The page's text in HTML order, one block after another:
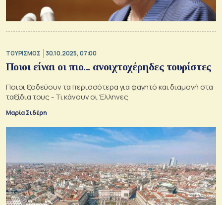
ΤΟΥΡΙΣΜΟΣ 30.10.2025, 07:00
Ποιοι είναι οι πιο... ανοιχτοχέρηδες τουρίστες
Ποιοι ξοδεύουν τα περισσότερα για φαγητό και διαμονή στα
ταξίδια τους - Τι κάνουν οι Έλληνες
Μαρία Σιδέρη